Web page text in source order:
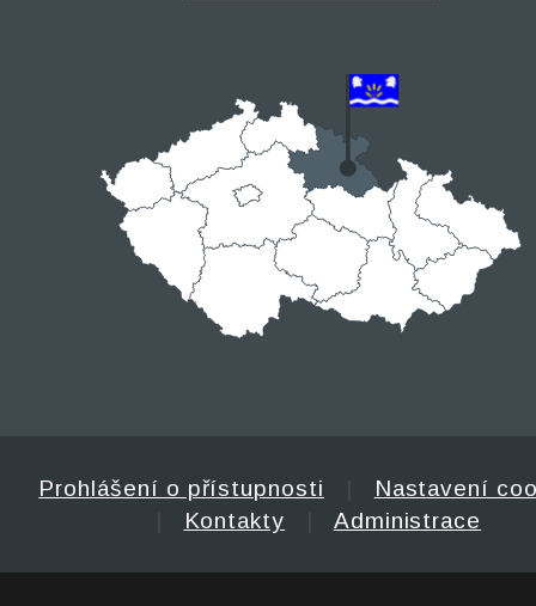
Prohlášení o přístupnosti
Nastavení
Kontakty Administrace